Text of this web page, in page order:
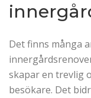
Det finns många
skapar en trevlig
besökare. Det